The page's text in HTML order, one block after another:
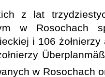
z lat
w Rosochach
i 106
w Rosochach